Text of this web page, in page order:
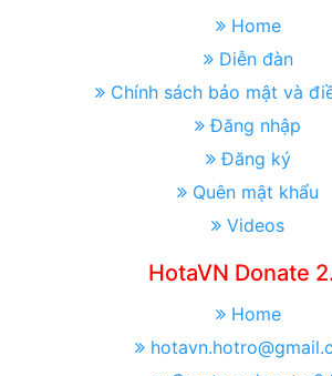
Home
Diễn đàn
Chính sách bảo mật và
Đăng nhập
Đăng ký
Quên mật khẩu
Videos
HotaVN Donate
Home